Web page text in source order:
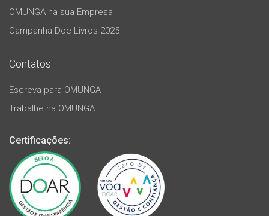
OMUNGA na sua Empresa
Campanha Doe Livros 2025
Contatos
Escreva para OMUNGA
Trabalhe na OMUNGA
Certificações: